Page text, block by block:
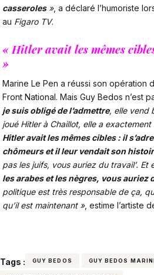
casseroles», a déclaré l’humoriste
au Figaro TV.
« Hitler avait les mêmes
»
Marine Le Pen a réussi son opération
Front National. Mais Guy Bedos n’est
je suis obligé de l’admettre, elle vend
joué Hitler à Chaillot, elle a
Hitler avait les mêmes cibles : il
chômeurs et il leur vendait son
pas les juifs, vous auriez du travail’. Et
les arabes et les nègres, vous auriez
politique est très responsable de ça,
qu’il est maintenant », estime l’artiste
Tags : GUY BEDOS GUY BEDOS